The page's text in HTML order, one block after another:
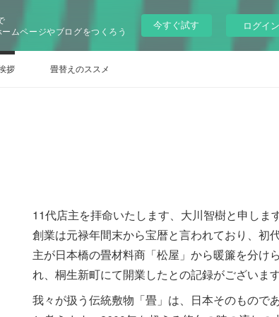
ムページやブログをつくろう
今すぐ試す ログイン
拶 畳替えのススメ
11代店主を拝命いたします、大川智樹と申します
創業は元禄年間末から宝暦と言われており、初
主が日本橋の畳材料商「松屋」から暖簾を分けら
れ、桐生新町にて開業したとの記録がございます
我々が扱う伝統敷物「畳」は、日本そのもので